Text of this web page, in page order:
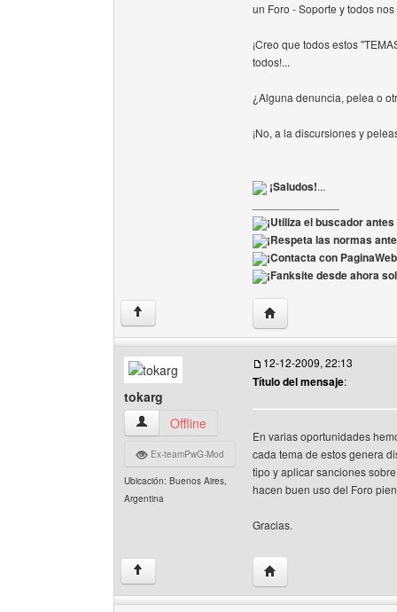
un Foro - Soporte y todos
¡Creo que todos estos
todos!...
¿Alguna denuncia, pelea o
¡No, a la discursiones y
¡Saludos!...
¡Utiliza el buscador
¡Respeta las normas
¡Contacta con
¡Fanksite desde ahora
↑ Visitar sitio web del
tokarg
tokarg Ver perfil del usuario
Offline
Ex-teamPwG-Mod
Ubicación: Buenos Aires,
Argentina
12-12-2009, 22:13
Título del mensaje:
En varias oportunidades
cada tema de estos genera
tipo y aplicar sanciones
hacen buen uso del Foro
Gracias.
↑ Visitar sitio web del